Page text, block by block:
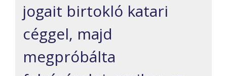
jogait birtokló katari
céggel, majd
megpróbálta